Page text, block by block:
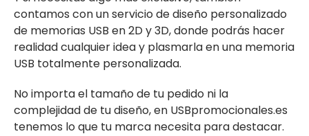
contamos con un servicio de diseño personalizado
de memorias USB en 2D y 3D, donde podrás hacer
realidad cualquier idea y plasmarla en una memoria
USB totalmente personalizada.
No importa el tamaño de tu pedido ni la
complejidad de tu diseño, en USBpromocionales.es
tenemos lo que tu marca necesita para destacar.